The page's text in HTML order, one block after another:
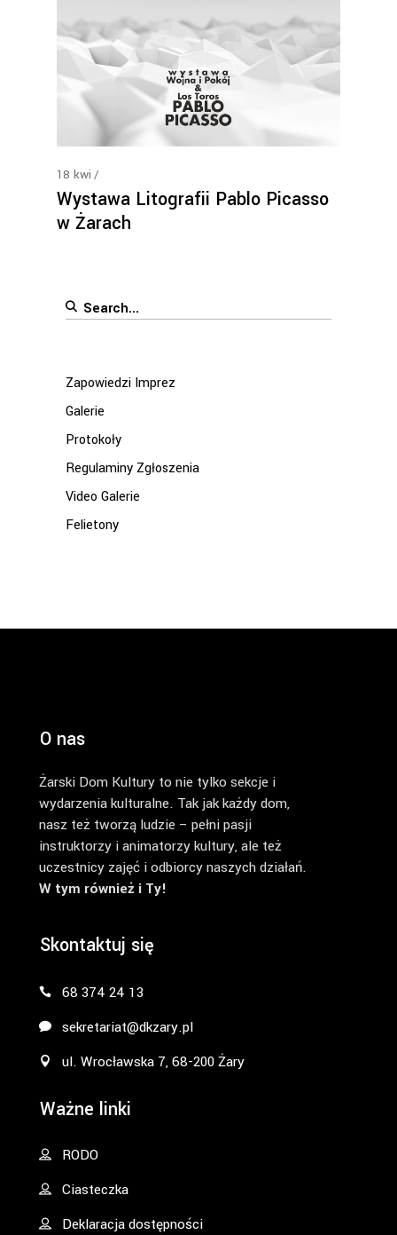
18 kwi
Wystawa Litografii Pablo Picasso
w Żarach
Search
Zapowiedzi Imprez
Galerie
Protokoły
Regulaminy Zgłoszenia
Video Galerie
Felietony
O nas
Żarski Dom Kultury to nie tylko sekcje i
wydarzenia kulturalne. Tak jak każdy dom,
nasz też tworzą ludzie – pełni pasji
instruktorzy i animatorzy kultury, ale też
uczestnicy zajęć i odbiorcy naszych działań.
W tym również i Ty!
Skontaktuj się
68 374 24 13
sekretariat@dkzary.pl
ul. Wrocławska 7, 68-200 Żary
Ważne linki
RODO
Ciasteczka
Deklaracja dostępności